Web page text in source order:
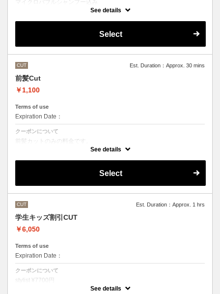
マイクロバブルシャンプー込み
Aujuaシステムトリートメントを使った４ステップトリートメント
で、料金が前後する場合がございます。
See details
Select
CUT Est. Duration：Approx. 30 mins
前髪Cut
￥1,100
Terms of use
Expiration Date：
クーポンについて
前髪カットのみの料金です。
●その他のメニューとご一緒に選択された場合
See details
Select
CUT Est. Duration：Approx. 1 hrs
学生キッズ割引CUT
￥6,050
Terms of use
Expiration Date：
クーポンについて
stylist ¥7700円
See details